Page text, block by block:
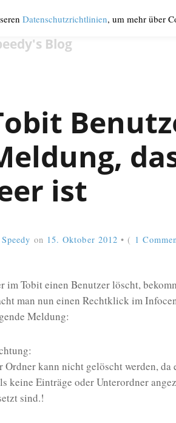
Blog
ist
Speedy on 15. Oktober 2012 •( 1
im Tobit einen Benutzer löscht,
man nun einen Rechtklick im
Meldung:
Ordner kann nicht gelöscht werden, da
keine Einträge oder Unterordner
sind.!
Datenschutzrichtlinien, um mehr über